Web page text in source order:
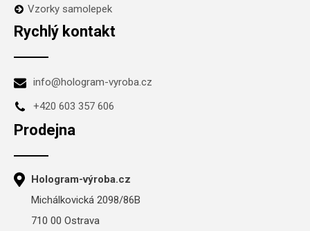
Vzorky samolepek
Rychlý kontakt
info@hologram-vyroba.cz
+420 603 357 606
Prodejna
Hologram-výroba.cz
Michálkovická 2098/86B
710 00 Ostrava